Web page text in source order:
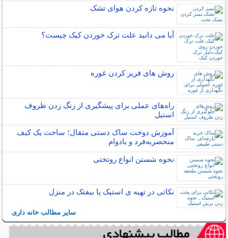
نحوه تازه کردن هوای تشک
آیا می دانید علت ترک خوردن کیک چیست؟
روش های فریز کردن غوره
راه‌های عملی برای پیشگیری از زنگ زدن ظروف
استیل
آموزش دوخت ساک دستی متقال؛ ساخت یک کیف
منحصربه‌فرد و بادوام
نحوه شستن انواع روتختی
نکاتی در تهیه ی استیک یا بیفتک در منزل
سایر مطالب خانه داری